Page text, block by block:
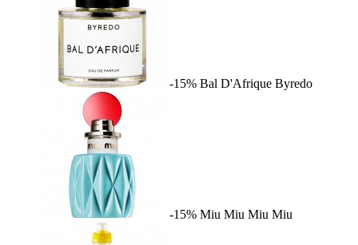
-15% Bal D'Afrique Byredo
-15% Miu Miu Miu Miu